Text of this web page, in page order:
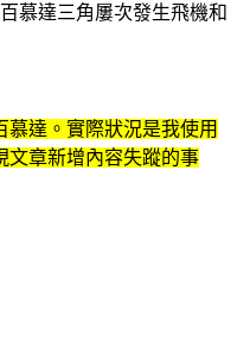
慕達三角屢次發生飛機和
慕達。實際狀況是我使用
文章新增內容失蹤的事